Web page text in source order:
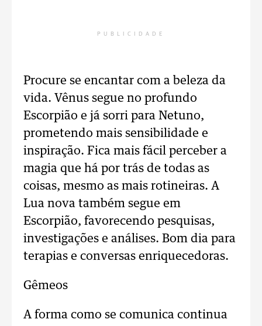
PUBLICIDADE
Procure se encantar com a beleza da
vida. Vênus segue no profundo
Escorpião e já sorri para Netuno,
prometendo mais sensibilidade e
inspiração. Fica mais fácil perceber a
magia que há por trás de todas as
coisas, mesmo as mais rotineiras. A
Lua nova também segue em
Escorpião, favorecendo pesquisas,
investigações e análises. Bom dia para
terapias e conversas enriquecedoras.
Gêmeos
A forma como se comunica continua